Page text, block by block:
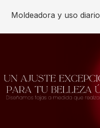
Moldeadora y uso diario